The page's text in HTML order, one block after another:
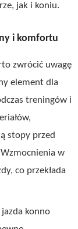
jak i koniu.
i komfortu
zwrócić uwagę
element dla
treningów i
stopy przed
w
co przekłada
konno